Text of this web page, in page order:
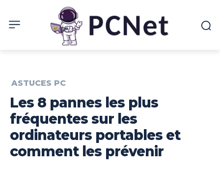
ASTUCES PC
Les 8 pannes les plus
fréquentes sur les
ordinateurs portables et
comment les prévenir